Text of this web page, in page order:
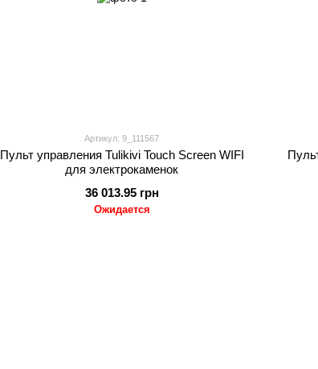
Артикул: 9_111567
Пульт управления Tulikivi Touch Screen WIFI
для электрокаменок
36 013.95 грн
Ожидается